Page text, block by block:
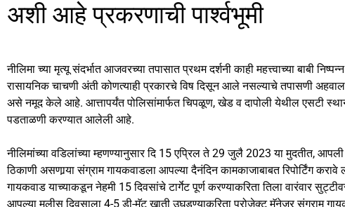
अशी आहे प्रकरणाची पार्श्वभूमी
नीलिमा च्या मृत्यू संदर्भात आजवरच्या तपासात प्रथम दर्शनी काही महत्त्वाच्या बाबी
रासायनिक चाचणी अंती कोणत्याही प्रकारचे विष दिसून आले नसल्याचे तपासणी
असे नमूद केले आहे. आत्तापर्यंत पोलिसांमार्फत चिपळूण, खेड व दापोली येथील एसटी
पडताळणी करण्यात आलेली आहे.
नीलिमांच्या वडिलांच्या म्हणण्यानुसार दि 15 एप्रिल ते 29 जुलै 2023 या मुदतीत,
ठिकाणी असणार्‍या संग्राम गायकवाडला आपल्या दैनंदिन कामकाजाबाबत रिपोर्टिंग
गायकवाड याच्याकडून नेहमी 15 दिवसांचे टार्गेट पूर्ण करण्याकरिता तिला वारंवार
आपल्या मुलीस दिवसाला 4-5 डी-मॅट खाती उघडण्याकरिता प्रोजेक्ट मॅनेजर संग्राम